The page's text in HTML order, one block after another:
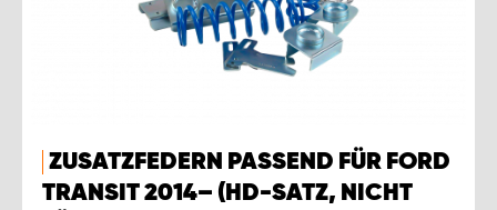
ZUSATZFEDERN PASSEND FÜR FORD
TRANSIT 2014– (HD-SATZ, NICHT